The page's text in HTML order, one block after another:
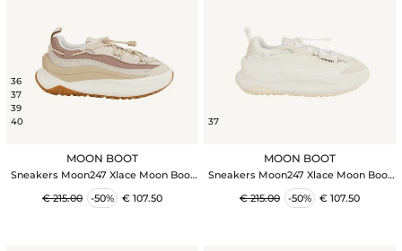
36
37
39
40
MOON BOOT
Sneakers Moon247 Xlace Moon Boot
in pelle e tessuto beige
€ 215.00
-50% € 107.50
37
MOON BOOT
Sneakers Moon247 Xlace Moon Boot
in pelle e tessuto bianco
€ 215.00
-50% € 107.50